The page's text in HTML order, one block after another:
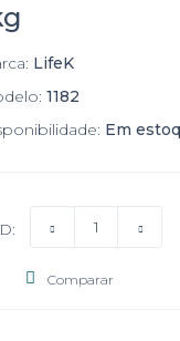
LifeK
1182
Em
Comparar